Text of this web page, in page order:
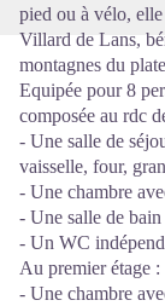
pied ou à vélo,
Villard de Lans,
montagnes du
Equipée pour 8
composée au rdc
- Une salle de
vaisselle, four,
- Une chambre
- Une salle de
- Un WC
Au premier étage :
- Une chambre